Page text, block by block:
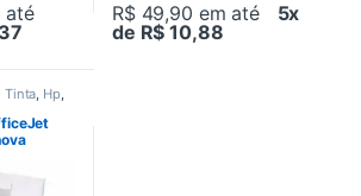
até
R$ 49,90 em até 5x
de R$ 10,88
Tinta, Hp,
,
,